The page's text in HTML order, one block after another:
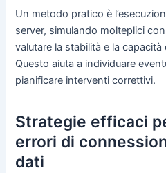
Un metodo pratico è
server, simulando molteplici
valutare la stabilità e la
Questo aiuta a individuare
pianificare interventi correttivi.
Strategie efficaci
errori di
dati